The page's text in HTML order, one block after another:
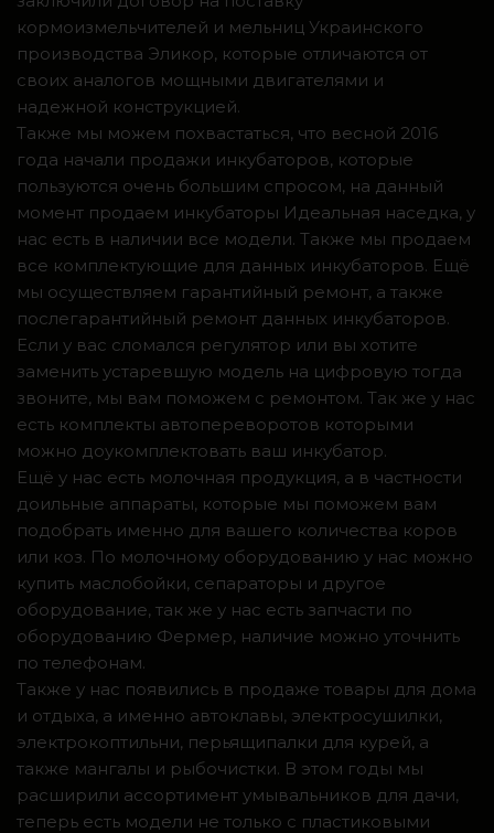
кормоизмельчителей и мельниц Украинского
производства Эликор, которые отличаются от
своих аналогов мощными двигателями и
надежной конструкцией.
Также мы можем похвастаться, что весной 2016
года начали продажи инкубаторов, которые
пользуются очень большим спросом, на данный
момент продаем инкубаторы Идеальная наседка, у
нас есть в наличии все модели. Также мы продаем
все комплектующие для данных инкубаторов. Ещё
мы осуществляем гарантийный ремонт, а также
послегарантийный ремонт данных инкубаторов.
Если у вас сломался регулятор или вы хотите
заменить устаревшую модель на цифровую тогда
звоните, мы вам поможем с ремонтом. Так же у нас
есть комплекты автопереворотов которыми
можно доукомплектовать ваш инкубатор.
Ещё у нас есть молочная продукция, а в частности
доильные аппараты, которые мы поможем вам
подобрать именно для вашего количества коров
или коз. По молочному оборудованию у нас можно
купить маслобойки, сепараторы и другое
оборудование, так же у нас есть запчасти по
оборудованию Фермер, наличие можно уточнить
по телефонам.
Также у нас появились в продаже товары для дома
и отдыха, а именно автоклавы, электросушилки,
электрокоптильни, перьящипалки для курей, а
также мангалы и рыбочистки. В этом годы мы
расширили ассортимент умывальников для дачи,
теперь есть модели не только с пластиковыми